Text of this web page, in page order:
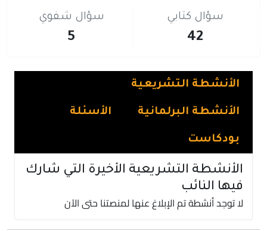
سؤال كتابي
42
سؤال شفوي
5
الأنشطة التشريعية
الأنشطة البرلمانية الأسئلة
بودكاست
الأنشطة التشريعية الأخيرة التي شارك
فيها النائب
لا توجد أنشطة تم الإبلاغ عنها لمنصتنا حتى الآن